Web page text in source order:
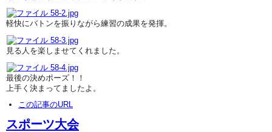
軽快にバトンを振りながら練習の成果を発揮。
見る人を楽しませてくれました。
最後の決めポーズ！！
上手く決まってましたよ。
この記事のURL
スポーツ大会